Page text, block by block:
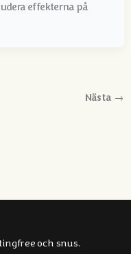
effekterna på
Nästa →
och snus.